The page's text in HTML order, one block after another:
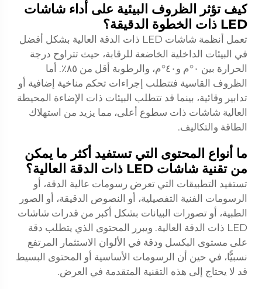
كيف تؤثر الظروف البيئية على أداء شاشات
LED ذات الخطوة الدقيقة؟
تعمل أنظمة شاشات LED ذات الدقة العالية بشكل أفضل
في البيئات الداخلية الخاضعة للرقابة، حيث تتراوح درجة
الحرارة بين ٠°م و٤٠°م، والرطوبة أقل من ٨٥٪. أما
الظروف القاسية فتتطلب إجراءات تحكم مناخية إضافية أو
تدابير وقائية، بينما قد تتطلب البيئات ذات الإضاءة المحيطة
العالية شاشات ذات سطوع أعلى، مما يزيد من استهلاك
الطاقة والتكاليف.
ما أنواع المحتوى التي تستفيد أكثر ما يمكن
من تقنية شاشات LED ذات الدقة العالية؟
تستفيد التطبيقات التي تعرض رسومات عالية الدقة، أو
الرسومات الفنية التفصيلية، أو النصوص الدقيقة، أو الصور
الطبية، أو تصورات البيانات بشكل أكبر من قدرات شاشات
LED ذات الدقة العالية. ويبرر المحتوى الذي يتطلب دقة
على مستوى البكسل ودقة في الألوان الاستثمار المرتفع
نسبيًّا، في حين أن الرسومات الأساسية أو المحتوى البسيط
قد لا يحتاج إلى هذه التقنية المتقدمة في العرض.